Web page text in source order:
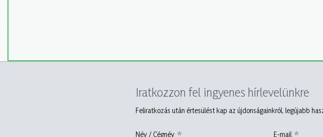
Iratkozzon fel ingyenes hírlevelünkre
Feliratkozás után értesülést kap az újdonságainkról, legújabb
Név / Cégnév E-mail